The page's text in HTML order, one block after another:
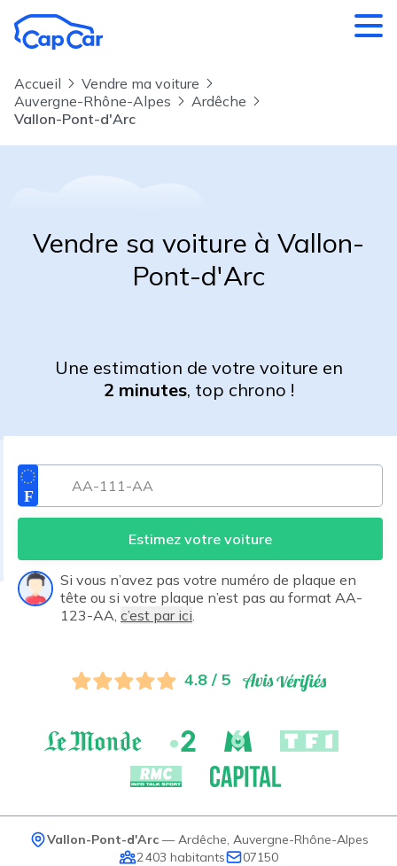
Accueil
Vendre ma voiture
Auvergne-Rhône-Alpes
Ardêche
Vallon-Pont-d'Arc
Vendre sa voiture à Vallon-
Pont-d'Arc
Une estimation de votre voiture en
2 minutes, top chrono !
Estimez votre voiture
Si vous n’avez pas votre numéro de plaque en
tête ou si votre plaque n’est pas au format AA-
123-AA, c’est par ici
4.8 / 5
Vallon-Pont-d'Arc— Ardêche Auvergne-Rhône-Alpes
2 403 habitants 07150